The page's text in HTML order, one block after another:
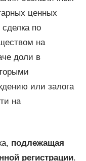
ценных
по
на
доли в
или залога
на
подлежащая
регистрации.